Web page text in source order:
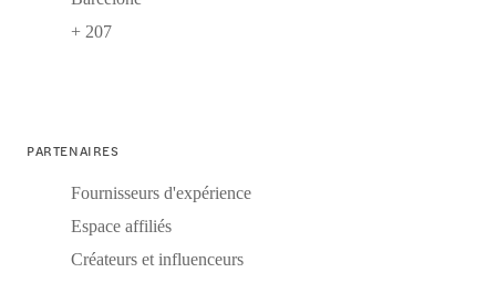
+ 207
PARTENAIRES
Fournisseurs d'expérience
Espace affiliés
Créateurs et influenceurs